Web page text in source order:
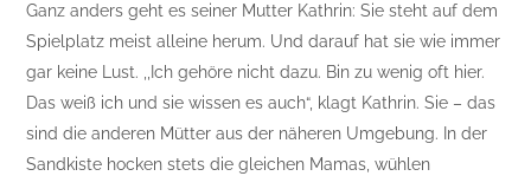
Ganz anders geht es seiner Mutter Kathrin: Sie steht auf dem
Spielplatz meist alleine herum. Und darauf hat sie wie immer
gar keine Lust. ,,Ich gehöre nicht dazu. Bin zu wenig oft hier.
Das weiß ich und sie wissen es auch“, klagt Kathrin. Sie – das
sind die anderen Mütter aus der näheren Umgebung. In der
Sandkiste hocken stets die gleichen Mamas, wühlen